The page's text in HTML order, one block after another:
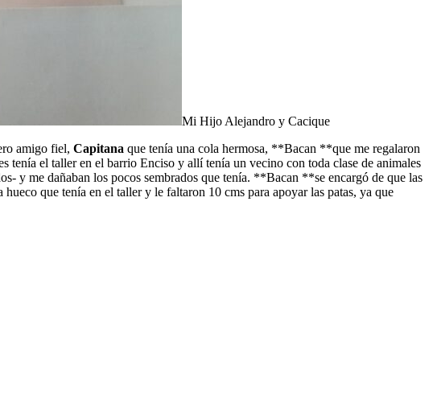
Mi Hijo Alejandro y Cacique
amigo fiel, Capitana que tenía una cola hermosa, **Bacan **que me regalaron
tenía el taller en el barrio Enciso y allí tenía un vecino con toda clase de animales
y me dañaban los pocos sembrados que tenía. **Bacan **se encargó de que las
que tenía en el taller y le faltaron 10 cms para apoyar las patas, ya que